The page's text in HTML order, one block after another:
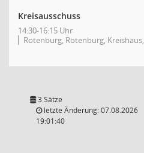
Kreisausschuss
14:30-16:15 Uhr
Rotenburg, Rotenburg,
3 Sätze
letzte Änderung: 07.08.2026
19:01:40